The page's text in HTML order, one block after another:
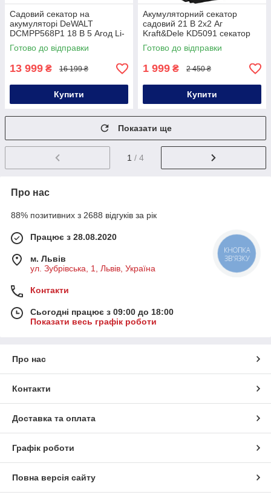
Садовий секатор на
акумуляторі DeWALT
DCMPP568P1 18 В 5 Агод Li-
Ion секатор для обрізки
дерев акумуляторний
Готово до відправки
13 999 ₴ 16 199 ₴
Купити
Акумуляторний секатор
садовий 21 В 2х2 Аг
Kraft&Dele KD5091 секатор
для кущів секатор для
обрізки гілок садовий секатор
Готово до відправки
1 999 ₴ 2 450 ₴
Купити
Показати ще
1 / 4
Про нас
88% позитивних з 2688 відгуків за рік
Працює з 28.08.2020
м. Львів
ул. Зубрівська, 1, Львів, Україна
Контакти
Сьогодні працює з 09:00 до 18:00
Показати весь графік роботи
Про нас
Контакти
Доставка та оплата
Графік роботи
Повна версія сайту
КНОПКА
ЗВ'ЯЗКУ